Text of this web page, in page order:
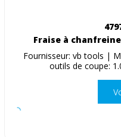
Fraise à
Fournisseur: vb tools |
outils de coupe: